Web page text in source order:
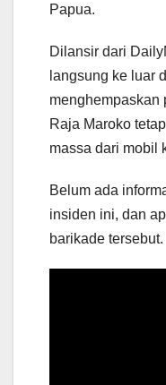
Papua.
Dilansir dari
langsung ke luar
menghempaskan
Raja Maroko
massa dari mobil
Belum ada
insiden ini, dan
barikade tersebut.